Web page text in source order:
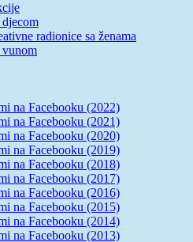
radionice sa ženama
vunom
na Facebooku (2022)
na Facebooku (2021)
na Facebooku (2020)
na Facebooku (2019)
na Facebooku (2018)
na Facebooku (2017)
na Facebooku (2016)
na Facebooku (2015)
na Facebooku (2014)
na Facebooku (2013)